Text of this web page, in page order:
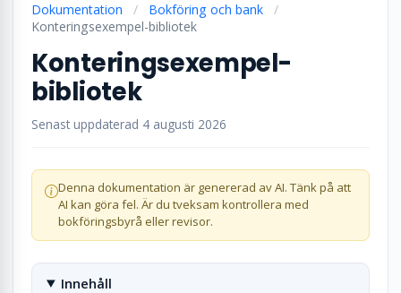
Dokumentation / Bokföring och bank
/
Konteringsexempel-bibliotek
Konteringsexempel-
bibliotek
Senast uppdaterad 4 augusti 2026
Denna dokumentation är genererad av AI. Tänk på att
AI kan göra fel. Är du tveksam kontrollera med
bokföringsbyrå eller revisor.
Innehåll